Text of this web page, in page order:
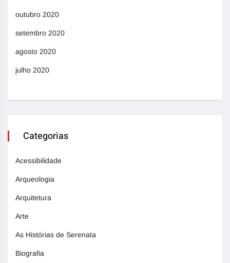
outubro 2020
setembro 2020
agosto 2020
julho 2020
Categorias
Acessibilidade
Arqueologia
Arquitetura
Arte
As Histórias de Serenata
Biografia